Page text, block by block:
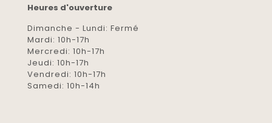
Heures d'ouverture
Dimanche - Lundi: Fermé
Mardi: 10h-17h
Mercredi: 10h-17h
Jeudi: 10h-17h
Vendredi: 10h-17h
Samedi: 10h-14h